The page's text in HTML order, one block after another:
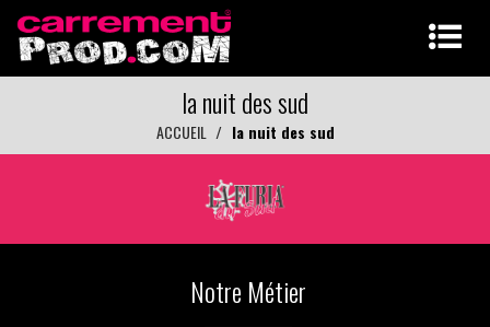
la nuit des sud
ACCUEIL la nuit des sud
Notre Métier